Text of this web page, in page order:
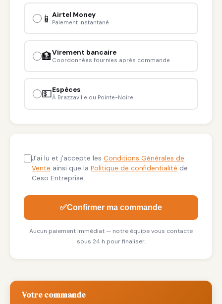
📱 Airtel Money
Paiement instantané
🏦Virement bancaire
Coordonnées fournies après commande
💵Espèces
À Brazzaville ou Pointe-Noire
J'ai lu et j'accepte les Conditions Générales de
Vente ainsi que la Politique de confidentialité de
Ceso Entreprise.
✅Confirmer ma commande
Aucun paiement immédiat — notre équipe vous contacte
sous 24 h pour finaliser.
Votre commande